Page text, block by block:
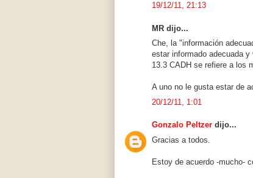
19/12/11, 21:13
MR dijo...
Che, la "información
estar informado adecuada
13.3 CADH se refiere a los
A uno no le gusta estar de
20/12/11, 1:01
Gonzalo Peltzer dijo...
Gracias a todos.
Estoy de acuerdo -mucho-